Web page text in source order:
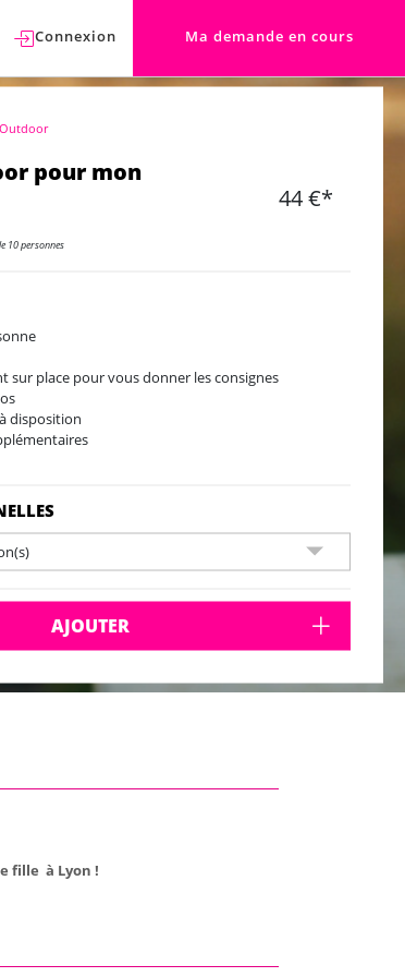
Connexion Ma demande en cours
pour mon
44 €*
10 personnes
sur place pour vous donner les consignes
disposition
AJOUTER
fille à Lyon !